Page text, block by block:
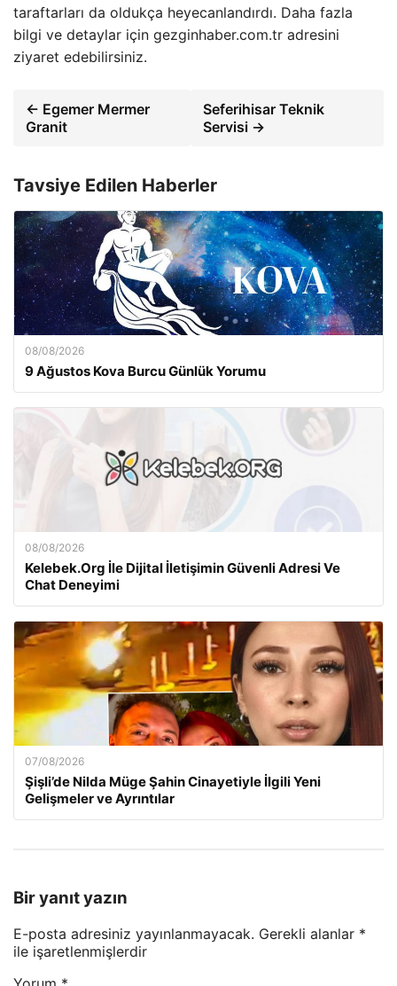
taraftarları da oldukça heyecanlandırdı. Daha fazla
bilgi ve detaylar için gezginhaber.com.tr adresini
ziyaret edebilirsiniz.
← Egemer Mermer
Granit
Seferihisar Teknik
Servisi →
Tavsiye Edilen Haberler
08/08/2026
9 Ağustos Kova Burcu Günlük Yorumu
08/08/2026
Kelebek.Org İle Dijital İletişimin Güvenli Adresi Ve
Chat Deneyimi
07/08/2026
Şişli’de Nilda Müge Şahin Cinayetiyle İlgili Yeni
Gelişmeler ve Ayrıntılar
Bir yanıt yazın
E-posta adresiniz yayınlanmayacak. Gerekli alanlar *
ile işaretlenmişlerdir